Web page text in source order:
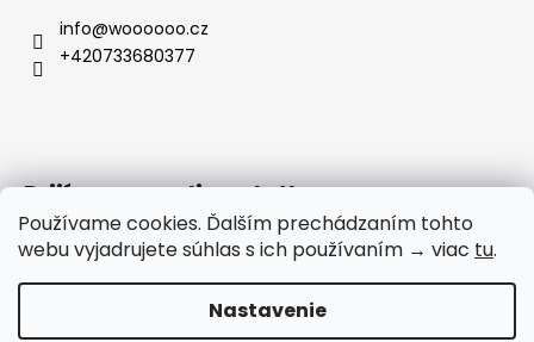
Používame cookies. Ďalším prechádzaním tohto
webu vyjadrujete súhlas s ich používaním → viac tu.
Nastavenie
info@woooooo.cz
+420733680377
Prijímame online platby